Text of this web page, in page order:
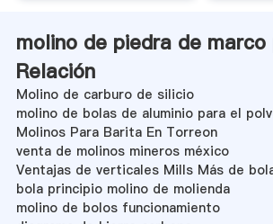
molino de piedra de marco
Relación
Molino de carburo de silicio
molino de bolas de aluminio para el
Molinos Para Barita En Torreon
venta de molinos mineros méxico
Ventajas de verticales Mills Más de
bola principio molino de molienda
molino de bolos funcionamiento